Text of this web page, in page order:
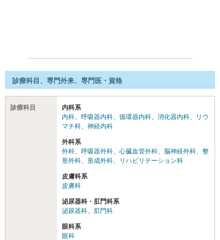
診療科目、専門外来、専門医・資格
診療科目
内科系
内科
呼吸器内科 循環器内科 消化器内科
リウ
マチ科
神経内科
外科系
外科
呼吸器外科 心臓血管外科 脳神経外科
整
形外科
形成外科 リハビリテーション科
皮膚科系
皮膚科
泌尿器科・肛門科系
泌尿器科
肛門科
眼科系
眼科